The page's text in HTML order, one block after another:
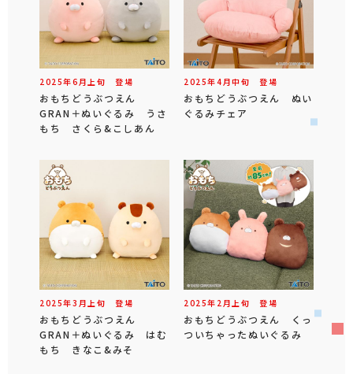
2025年6 月 上旬 登場
おもちどうぶつえん
GRAN＋ぬいぐるみ うさ
もち さくら&こしあん
2025年4 月中旬 登場
おもちどうぶつえん ぬい
ぐるみチェア
2025年3 月 上旬 登場
おもちどうぶつえん
GRAN＋ぬいぐるみ はむ
もち きなこ&みそ
2025年 2 月 上旬 登場
おもちどうぶつえん くっ
ついちゃったぬいぐるみ